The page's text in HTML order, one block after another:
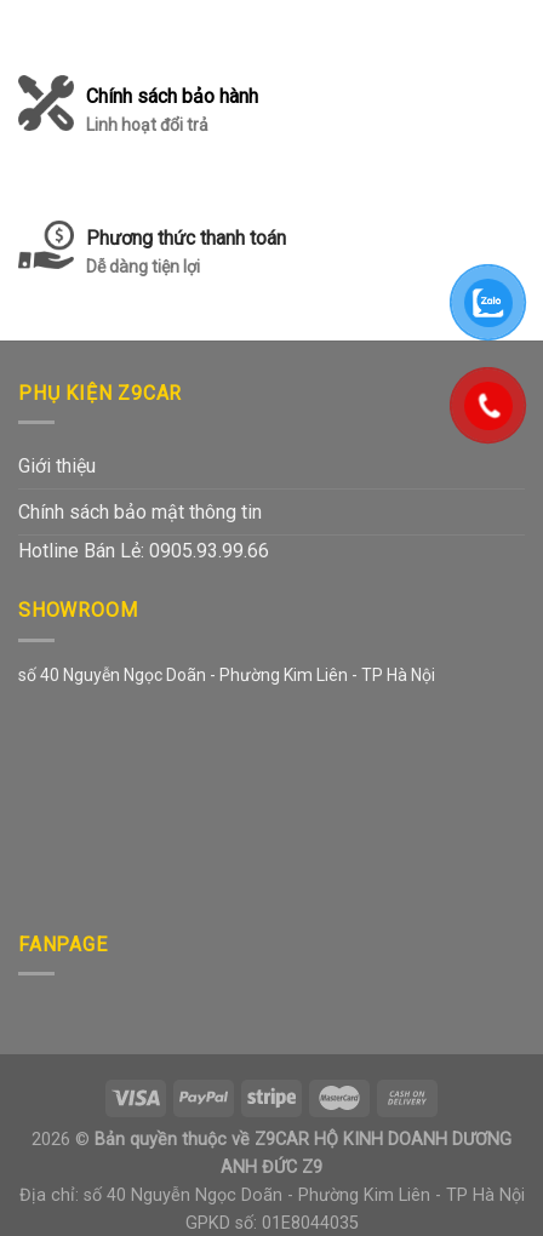
Chính sách bảo hành
Linh hoạt đổi trả
Phương thức thanh toán
Dễ dàng tiện lợi
PHỤ KIỆN Z9CAR
Giới thiệu
Chính sách bảo mật thông tin
Hotline Bán Lẻ: 0905.93.99.66
SHOWROOM
số 40 Nguyễn Ngọc Doãn - Phường Kim Liên - TP Hà Nội
FANPAGE
2026 © Bản quyền thuộc về Z9CAR HỘ KINH DOANH DƯƠNG
ANH ĐỨC Z9
Địa chỉ: số 40 Nguyễn Ngọc Doãn - Phường Kim Liên - TP Hà Nội
GPKD số: 01E8044035